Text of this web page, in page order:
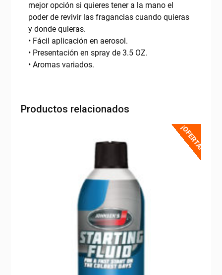
mejor opción si quieres tener a la mano el
poder de revivir las fragancias cuando quieras
y donde quieras.
• Fácil aplicación en aerosol.
• Presentación en spray de 3.5 OZ.
• Aromas variados.
Productos relacionados
¡OFERTA!